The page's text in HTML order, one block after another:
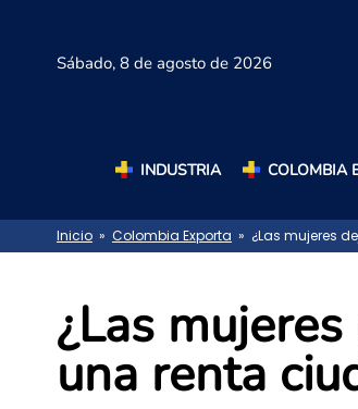
Sábado, 8 de agosto de 2026
INDUSTRIA COLOMBIA
Inicio » Colombia Exporta » ¿Las mujeres
¿Las
una renta